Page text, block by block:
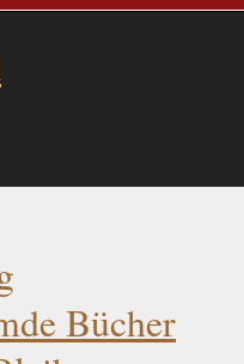
Bücher